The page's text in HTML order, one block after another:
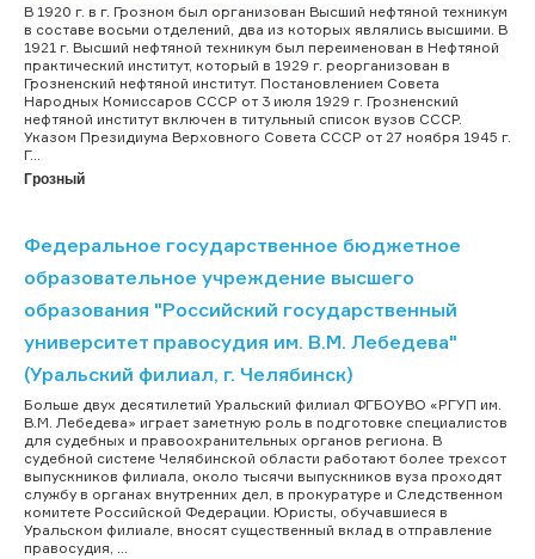
В 1920 г. в г. Грозном был организован Высший нефтяной техникум
в составе восьми отделений, два из которых являлись высшими. В
1921 г. Высший нефтяной техникум был переименован в Нефтяной
практический институт, который в 1929 г. реорганизован в
Грозненский нефтяной институт. Постановлением Совета
Народных Комиссаров СССР от 3 июля 1929 г. Грозненский
нефтяной институт включен в титульный список вузов СССР.
Указом Президиума Верховного Совета СССР от 27 ноября 1945 г.
Г...
Грозный
Федеральное государственное бюджетное
образовательное учреждение высшего
образования "Российский государственный
университет правосудия им. В.М. Лебедева"
(Уральский филиал, г. Челябинск)
Больше двух десятилетий Уральский филиал ФГБОУВО «РГУП им.
В.М. Лебедева» играет заметную роль в подготовке специалистов
для судебных и правоохранительных органов региона. В
судебной системе Челябинской области работают более трехсот
выпускников филиала, около тысячи выпускников вуза проходят
службу в органах внутренних дел, в прокуратуре и Следственном
комитете Российской Федерации. Юристы, обучавшиеся в
Уральском филиале, вносят существенный вклад в отправление
правосудия, ...